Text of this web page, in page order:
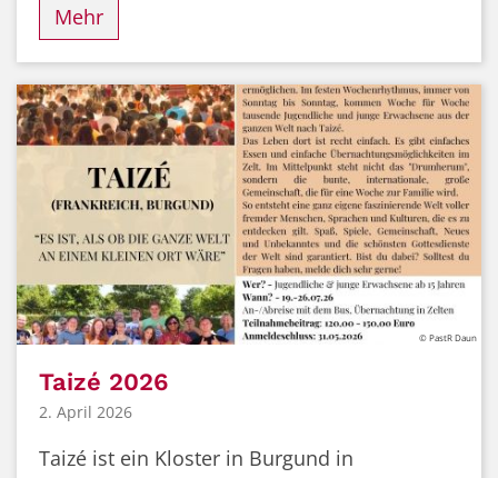
Mehr
© PastR Daun
Taizé 2026
2. April 2026
Taizé ist ein Kloster in Burgund in